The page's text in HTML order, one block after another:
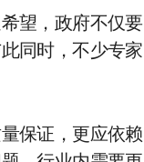
望，政府不仅要
同时，不少专家
保证，更应依赖